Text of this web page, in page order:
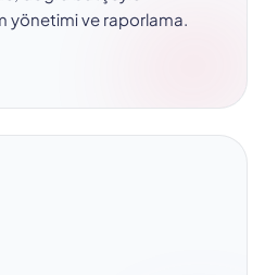
yönetimi ve raporlama.